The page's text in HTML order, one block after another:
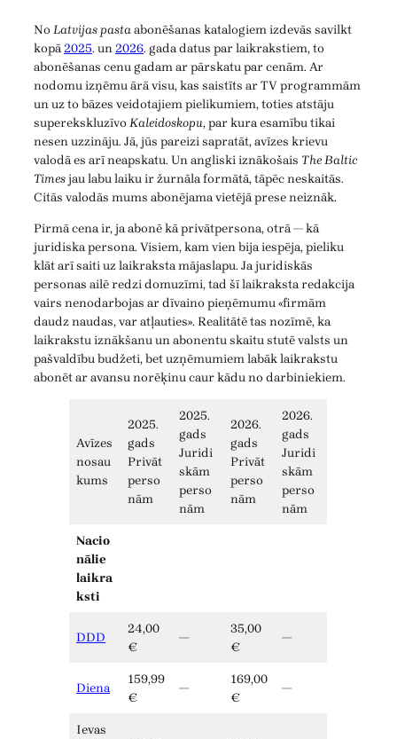
NoLatvijas pastaabonēšanas katalogiem izdevās savilkt
kopā2025. un2026. gada datus par laikrakstiem, to
abonēšanas cenu gadam ar pārskatu par cenām. Ar
nodomu izņēmu ārā visu, kas saistīts ar TV programmām
un uz to bāzes veidotajiem pielikumiem, toties atstāju
superekskluzīvoKaleidoskopu, par kura esamību tikai
nesen uzzināju. Jā, jūs pareizi sapratāt, avīzes krievu
valodā es arī neapskatu. Un angliski iznākošais The Baltic
Timesjau labu laiku ir žurnāla formātā, tāpēc neskaitās.
Citās valodās mums abonējama vietējā prese neiznāk.
Pirmā cena ir, ja abonē kā privātpersona, otrā — kā
juridiska persona. Visiem, kam vien bija iespēja, pieliku
klāt arī saiti uz laikraksta mājaslapu. Ja juridiskās
personas ailē redzi domuzīmi, tad šī laikraksta redakcija
vairs nenodarbojas ar dīvaino pieņēmumu «firmām
daudz naudas, var atļauties». Realitātē tas nozīmē, ka
laikrakstu iznākšanu un abonentu skaitu stutē valsts un
pašvaldību budžeti, bet uzņēmumiem labāk laikrakstu
abonēt ar avansu norēķinu caur kādu no darbiniekiem.
Avīzes
nosau
kums
2025.
gads
Privāt
perso
nām
2025.
gads
Juridi
skām
perso
nām
2026.
gads
Privāt
perso
nām
2026.
gads
Juridi
skām
perso
nām
Nacio
nālie
laikra
ksti
DDD
24,00
€
—
35,00
€
—
Diena
159,99
€
—
169,00
€
—
Ievas